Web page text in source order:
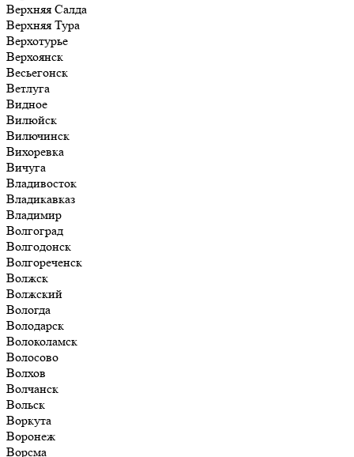
Верхняя Салда
Верхняя Тура
Верхотурье
Верхоянск
Весьегонск
Ветлуга
Видное
Вилюйск
Вилючинск
Вихоревка
Вичуга
Владивосток
Владикавказ
Владимир
Волгоград
Волгодонск
Волгореченск
Волжск
Волжский
Вологда
Володарск
Волоколамск
Волосово
Волхов
Волчанск
Вольск
Воркута
Воронеж
Ворсма